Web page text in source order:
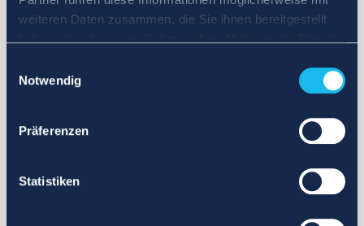
weiteren Daten zusammen, die Sie ihnen bereitgestellt
Notwendig
Präferenzen
Statistiken